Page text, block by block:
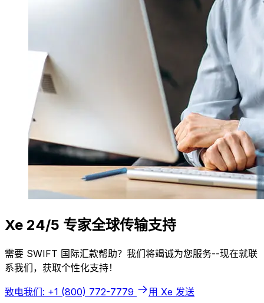
Xe 24/5 专家全球传输支持
需要 SWIFT 国际汇款帮助？我们将竭诚为您服务--现在就联
系我们，获取个性化支持！
致电我们: +1 (800) 772-7779 用 Xe 发送